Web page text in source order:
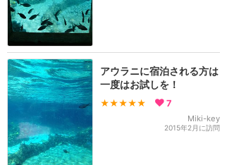
アウラニに宿泊される方は
一度はお試しを！
★★★★★ 7
Miki-key
2015年2月に訪問